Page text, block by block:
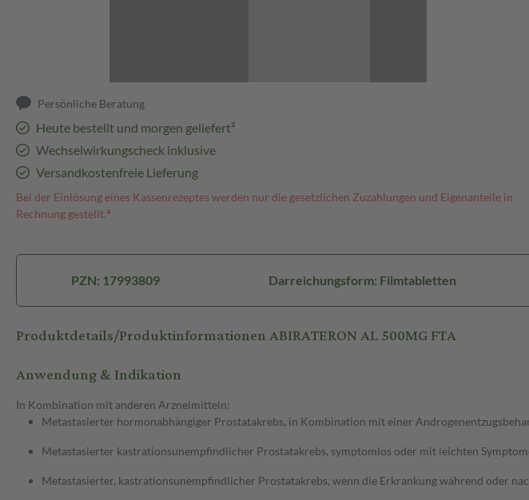
Persönliche Beratung
Heute bestellt und morgen geliefert³
Wechselwirkungscheck inklusive
Versandkostenfreie Lieferung
Bei der Einlösung eines Kassenrezeptes werden nur die gesetzlichen Zuzahlungen und Eigenanteile in
Rechnung gestellt.⁴
PZN: 17993809 Darreichungsform: Filmtabletten
Produktdetails/Produktinformationen ABIRATERON AL 500MG FTA
Anwendung & Indikation
In Kombination mit anderen Arzneimitteln:
Metastasierter hormonabhängiger Prostatakrebs, in Kombination mit einer
Metastasierter kastrationsunempfindlicher Prostatakrebs, symptomlos oder mit leichten
Metastasierter, kastrationsunempfindlicher Prostatakrebs, wenn die Erkrankung während oder